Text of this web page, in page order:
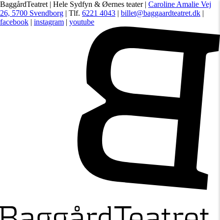
BaggårdTeatret | Hele Sydfyn & Øernes teater | Caroline Amalie Vej
26, 5700 Svendborg | Tlf. 6221 4043 | billet@baggaardteatret.dk |
facebook | instagram | youtube